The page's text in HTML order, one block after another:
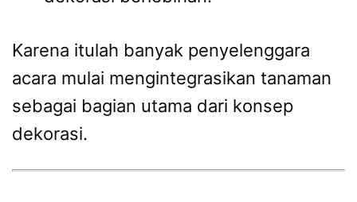
Karena itulah banyak penyelenggara
acara mulai mengintegrasikan tanaman
sebagai bagian utama dari konsep
dekorasi.